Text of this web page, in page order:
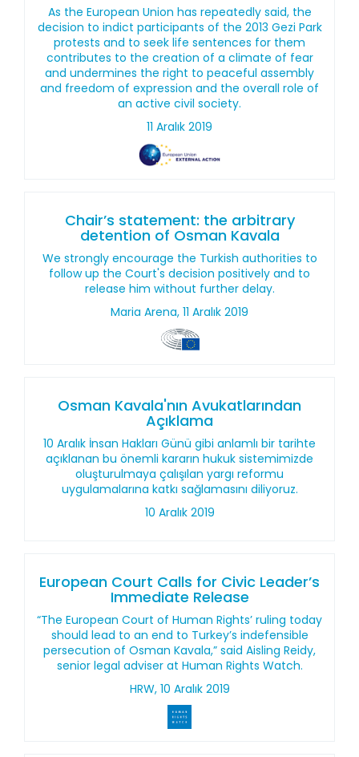
As the European Union has repeatedly said, the
decision to indict participants of the 2013 Gezi Park
protests and to seek life sentences for them
contributes to the creation of a climate of fear
and undermines the right to peaceful assembly
and freedom of expression and the overall role of
an active civil society.
11 Aralık 2019
Chair’s statement: the arbitrary
detention of Osman Kavala
We strongly encourage the Turkish authorities to
follow up the Court's decision positively and to
release him without further delay.
Maria Arena, 11 Aralık 2019
Osman Kavala'nın Avukatlarından
Açıklama
10 Aralık İnsan Hakları Günü gibi anlamlı bir tarihte
açıklanan bu önemli kararın hukuk sistemimizde
oluşturulmaya çalışılan yargı reformu
uygulamalarına katkı sağlamasını diliyoruz.
10 Aralık 2019
European Court Calls for Civic Leader’s
Immediate Release
“The European Court of Human Rights’ ruling today
should lead to an end to Turkey’s indefensible
persecution of Osman Kavala,” said Aisling Reidy,
senior legal adviser at Human Rights Watch.
HRW, 10 Aralık 2019